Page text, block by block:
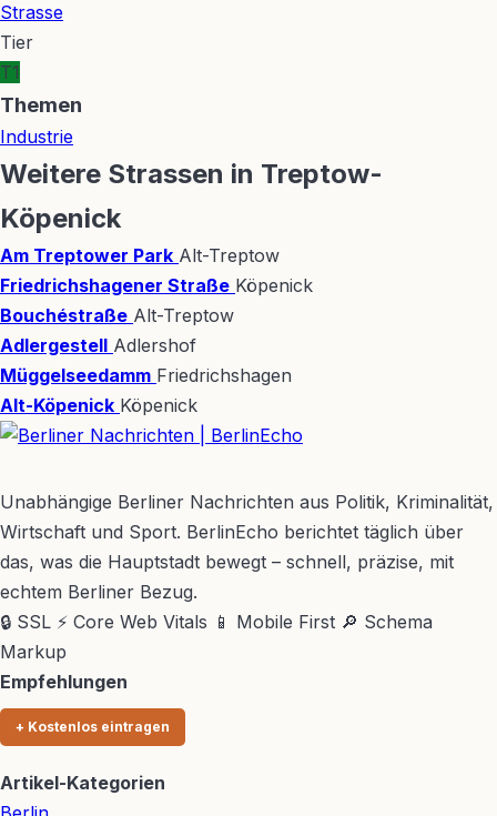
Strasse
Tier
T1
Themen
Industrie
Weitere Strassen in Treptow-
Köpenick
Am Treptower Park Alt-Treptow
Friedrichshagener Straße Köpenick
Bouchéstraße Alt-Treptow
Adlergestell Adlershof
Müggelseedamm Friedrichshagen
Alt-Köpenick Köpenick
Unabhängige Berliner Nachrichten aus Politik, Kriminalität,
Wirtschaft und Sport. BerlinEcho berichtet täglich über
das, was die Hauptstadt bewegt – schnell, präzise, mit
echtem Berliner Bezug.
🔒 SSL ⚡ Core Web Vitals 📱 Mobile First 🔎 Schema
Markup
Empfehlungen
+ Kostenlos eintragen
Artikel-Kategorien